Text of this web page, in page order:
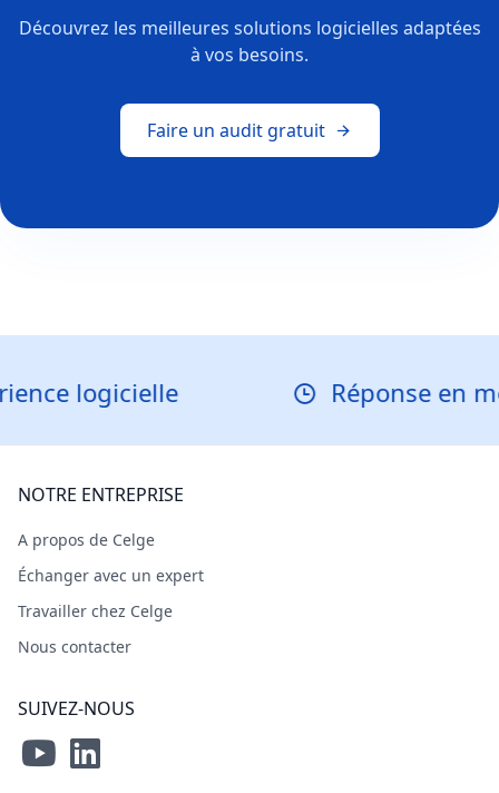
Découvrez les meilleures solutions logicielles adaptées
à vos besoins.
Faire un audit gratuit
logicielle Réponse en moins
NOTRE ENTREPRISE
A propos de Celge
Échanger avec un expert
Travailler chez Celge
Nous contacter
SUIVEZ-NOUS